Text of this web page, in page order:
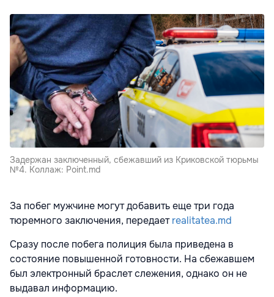
Задержан заключенный, сбежавший из Криковской тюрьмы
№4. Коллаж: Point.md
За побег мужчине могут добавить еще три года
тюремного заключения, передаетrealitatea.md
Сразу после побега полиция была приведена в
состояние повышенной готовности. На сбежавшем
был электронный браслет слежения, однако он не
выдавал информацию.